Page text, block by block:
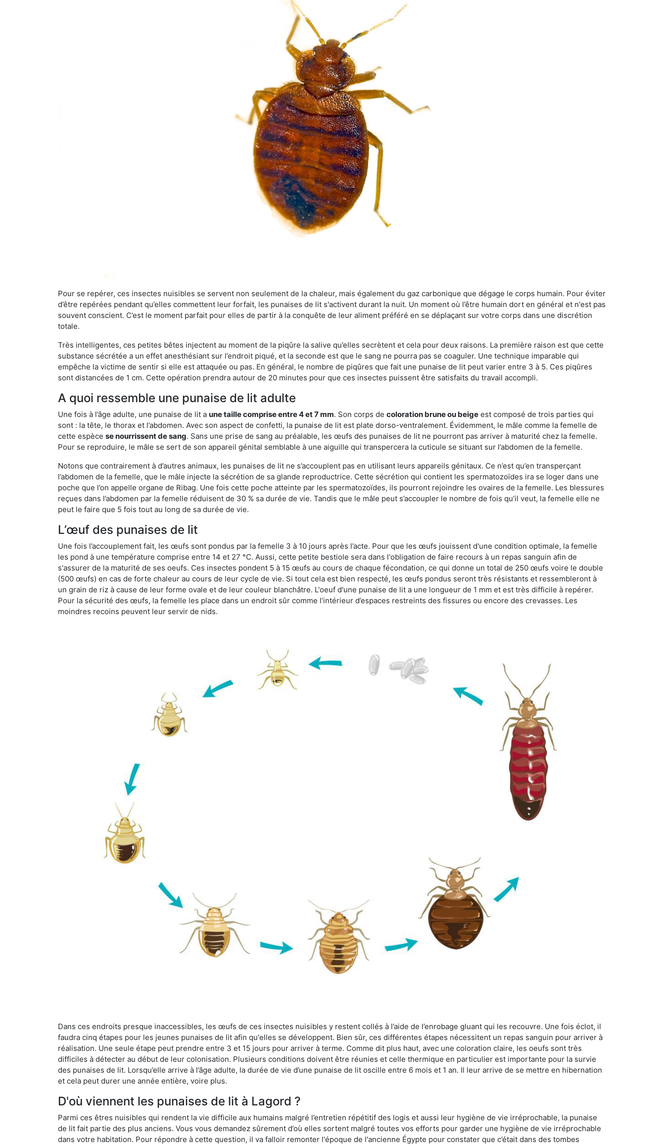
Pour se repérer, ces insectes nuisibles se servent non seulement de la chaleur, mais également du gaz carbonique que dégage le corps humain. Pour éviter
d’être repérées pendant qu’elles commettent leur forfait, les punaises de lit s'activent durant la nuit. Un moment où l’être humain dort en général et n'est pas
souvent conscient. C’est le moment parfait pour elles de partir à la conquête de leur aliment préféré en se déplaçant sur votre corps dans une discrétion
totale.
Très intelligentes, ces petites bêtes injectent au moment de la piqûre la salive qu’elles secrètent et cela pour deux raisons. La première raison est que cette
substance sécrétée a un effet anesthésiant sur l’endroit piqué, et la seconde est que le sang ne pourra pas se coaguler. Une technique imparable qui
empêche la victime de sentir si elle est attaquée ou pas. En général, le nombre de piqûres que fait une punaise de lit peut varier entre 3 à 5. Ces piqûres
sont distancées de 1 cm. Cette opération prendra autour de 20 minutes pour que ces insectes puissent être satisfaits du travail accompli.
A quoi ressemble une punaise de lit adulte
Une fois à l’âge adulte, une punaise de lit a une taille comprise entre 4 et 7 mm. Son corps de coloration brune ou beige est composé de trois parties qui
sont : la tête, le thorax et l’abdomen. Avec son aspect de confetti, la punaise de lit est plate dorso-ventralement. Évidemment, le mâle comme la femelle de
cette espèce se nourrissent de sang. Sans une prise de sang au préalable, les œufs des punaises de lit ne pourront pas arriver à maturité chez la femelle.
Pour se reproduire, le mâle se sert de son appareil génital semblable à une aiguille qui transpercera la cuticule se situant sur l’abdomen de la femelle.
Notons que contrairement à d’autres animaux, les punaises de lit ne s’accouplent pas en utilisant leurs appareils génitaux. Ce n’est qu’en transperçant
l’abdomen de la femelle, que le mâle injecte la sécrétion de sa glande reproductrice. Cette sécrétion qui contient les spermatozoïdes ira se loger dans une
poche que l’on appelle organe de Ribag. Une fois cette poche atteinte par les spermatozoïdes, ils pourront rejoindre les ovaires de la femelle. Les blessures
reçues dans l’abdomen par la femelle réduisent de 30 % sa durée de vie. Tandis que le mâle peut s’accoupler le nombre de fois qu’il veut, la femelle elle ne
peut le faire que 5 fois tout au long de sa durée de vie.
L’œuf des punaises de lit
Une fois l’accouplement fait, les œufs sont pondus par la femelle 3 à 10 jours après l’acte. Pour que les œufs jouissent d'une condition optimale, la femelle
les pond à une température comprise entre 14 et 27 °C. Aussi, cette petite bestiole sera dans l'obligation de faire recours à un repas sanguin afin de
s'assurer de la maturité de ses oeufs. Ces insectes pondent 5 à 15 œufs au cours de chaque fécondation, ce qui donne un total de 250 œufs voire le double
(500 œufs) en cas de forte chaleur au cours de leur cycle de vie. Si tout cela est bien respecté, les œufs pondus seront très résistants et ressembleront à
un grain de riz à cause de leur forme ovale et de leur couleur blanchâtre. L'oeuf d'une punaise de lit a une longueur de 1 mm et est très difficile à repérer.
Pour la sécurité des œufs, la femelle les place dans un endroit sûr comme l’intérieur d’espaces restreints des fissures ou encore des crevasses. Les
moindres recoins peuvent leur servir de nids.
Dans ces endroits presque inaccessibles, les œufs de ces insectes nuisibles y restent collés à l’aide de l’enrobage gluant qui les recouvre. Une fois éclot, il
faudra cinq étapes pour les jeunes punaises de lit afin qu'elles se développent. Bien sûr, ces différentes étapes nécessitent un repas sanguin pour arriver à
réalisation. Une seule étape peut prendre entre 3 et 15 jours pour arriver à terme. Comme dit plus haut, avec une coloration claire, les oeufs sont très
difficiles à détecter au début de leur colonisation. Plusieurs conditions doivent être réunies et celle thermique en particulier est importante pour la survie
des punaises de lit. Lorsqu’elle arrive à l’âge adulte, la durée de vie d’une punaise de lit oscille entre 6 mois et 1 an. Il leur arrive de se mettre en hibernation
et cela peut durer une année entière, voire plus.
D'où viennent les punaises de lit à Lagord ?
Parmi ces êtres nuisibles qui rendent la vie difficile aux humains malgré l’entretien répétitif des logis et aussi leur hygiène de vie irréprochable, la punaise
de lit fait partie des plus anciens. Vous vous demandez sûrement d’où elles sortent malgré toutes vos efforts pour garder une hygiène de vie irréprochable
dans votre habitation. Pour répondre à cette question, il va falloir remonter l'époque de l'ancienne Égypte pour constater que c’était dans des tombes